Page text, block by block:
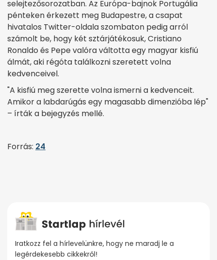
selejtezősorozatban. Az Európa-bajnok Portugália
pénteken érkezett meg Budapestre, a csapat
hivatalos Twitter-oldala szombaton pedig arról
számolt be, hogy két sztárjátékosuk, Cristiano
Ronaldo és Pepe valóra váltotta egy magyar kisfiú
álmát, aki régóta találkozni szeretett volna
kedvenceivel.
"A kisfiú meg szerette volna ismerni a kedvenceit.
Amikor a labdarúgás egy magasabb dimenzióba lép"
– írták a bejegyzés mellé.
Forrás: 24
Iratkozz fel a hírlevelünkre, hogy ne maradj le a
legérdekesebb cikkekről!